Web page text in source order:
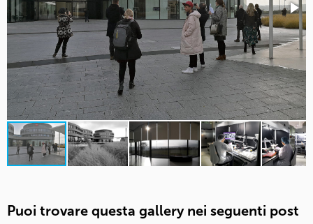
Puoi trovare questa gallery nei seguenti post